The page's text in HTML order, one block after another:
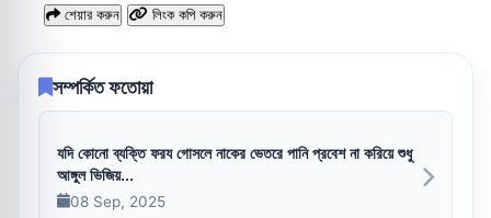
শেয়ার করুন লিংক কপি করুন
সম্পর্কিত ফতোয়া
যদি কোনো ব্যক্তি ফরয গোসলে নাকের ভেতরে পানি প্রবেশ না করিয়ে শুধু
আঙ্গুল ভিজিয়...
08 Sep, 2025